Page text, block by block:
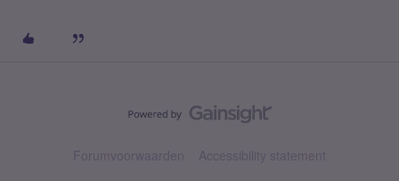
Forumvoorwaarden Accessibility statement